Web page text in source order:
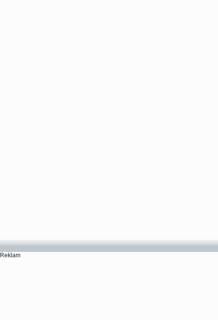
Reklam